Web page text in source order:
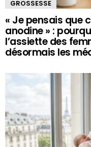
GROSSESSE
« Je pensais que
anodine » :
l’assiette des
désormais les